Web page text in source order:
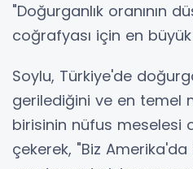
"Doğurganlık oranının
coğrafyası için en
Soylu, Türkiye'de
gerilediğini ve en temel
birisinin nüfus meselesi
çekerek, "Biz Amerika'da